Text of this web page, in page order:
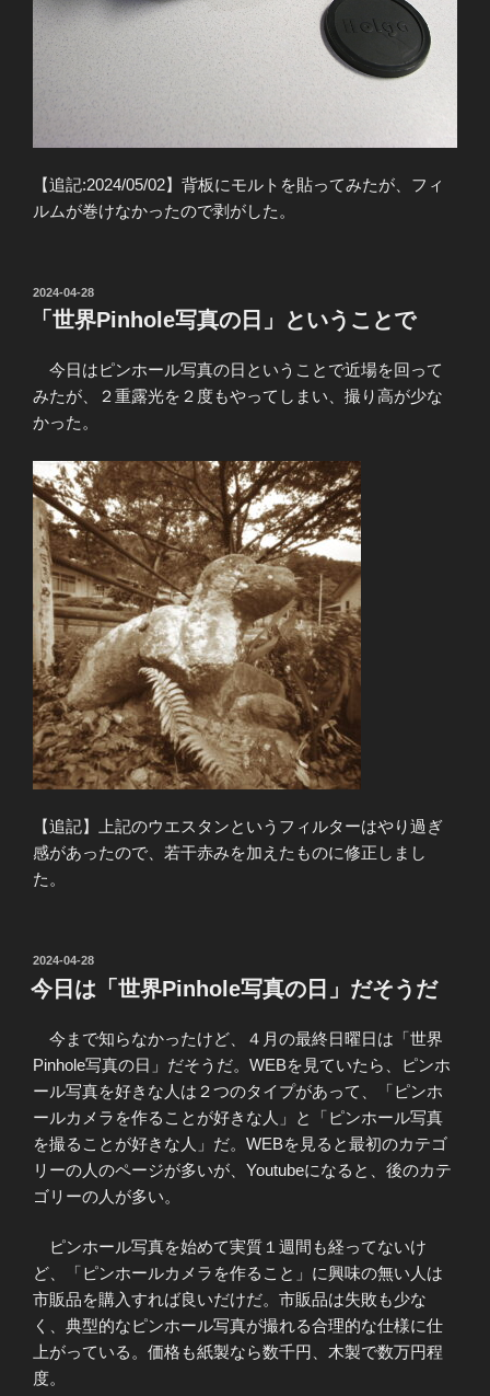
【追記:2024/05/02】背板にモルトを貼ってみたが、フィ
ルムが巻けなかったので剥がした。
投
2024-04-28
「世界Pinhole写真の日」ということで
今日はピンホール写真の日ということで近場を回って
みたが、２重露光を２度もやってしまい、撮り高が少な
かった。
【追記】上記のウエスタンというフィルターはやり過ぎ
感があったので、若干赤みを加えたものに修正しまし
た。
投
稿
日:
2024-04-28
今日は「世界Pinhole写真の日」だそうだ
今まで知らなかったけど、４月の最終日曜日は「世界
Pinhole写真の日」だそうだ。WEBを見ていたら、ピンホ
ール写真を好きな人は２つのタイプがあって、「ピンホ
ールカメラを作ることが好きな人」と「ピンホール写真
を撮ることが好きな人」だ。WEBを見ると最初のカテゴ
リーの人のページが多いが、Youtubeになると、後のカテ
ゴリーの人が多い。
ピンホール写真を始めて実質１週間も経ってないけ
ど、「ピンホールカメラを作ること」に興味の無い人は
市販品を購入すれば良いだけだ。市販品は失敗も少な
く、典型的なピンホール写真が撮れる合理的な仕様に仕
上がっている。価格も紙製なら数千円、木製で数万円程
度。